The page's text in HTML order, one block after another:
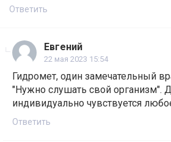
Ответить
Евгений
22 мая 2023 15:54
Гидромет, один замечательный
"Нужно слушать свой организм".
индивидуально чувствуется
Ответить